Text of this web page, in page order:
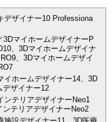
デザイナー10 Professiona
マイホームデザイナーP
、3Dマイホームデザイナ
、3Dマイホームデザイ
イホームデザイナー14、3D
デザイナー12
ンテリアデザイナーNeo1
テリアデザイナーNeo2